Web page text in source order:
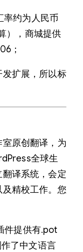
率约为人民币
），商城提供
；
扩展，所以标
原创翻译，为
全球生
译系统，会定
精校工作。您
件提供有.pot
了中文语言